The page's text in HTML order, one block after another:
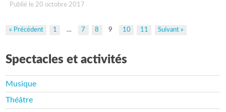
Publié le 20 octobre 2017
« Précédent 1 … 7 8 9 10 11 Suivant »
Spectacles et activités
Musique
Théâtre